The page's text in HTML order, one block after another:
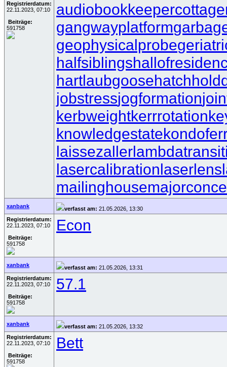
Registrierdatum:
22.11.2023, 07:10
Beiträge:
591758
audiobookkeeper
gangwayplatform
geophysicalprobe
halfsiblings
hartlaubgoose
jobstressjogformation
kerbweightkerrrotation
knowledgestate
laissezaller
lasercalibrationlaserlens
mailinghouse
xanbank verfasst am: 21.05.2026, 13:30
Registrierdatum:
22.11.2023, 07:10
Beiträge:
591758
Econ
xanbank verfasst am: 21.05.2026, 13:31
Registrierdatum:
22.11.2023, 07:10
Beiträge:
591758
57.1
xanbank verfasst am: 21.05.2026, 13:32
Registrierdatum:
22.11.2023, 07:10
Beiträge:
591758
Bett